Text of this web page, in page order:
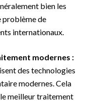
bien les
problème de
internationaux.
modernes :
des technologies
modernes. Cela
meilleur traitement